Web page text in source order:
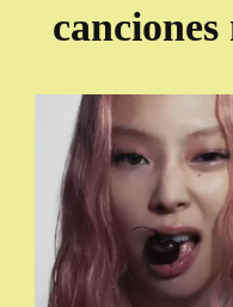
canciones